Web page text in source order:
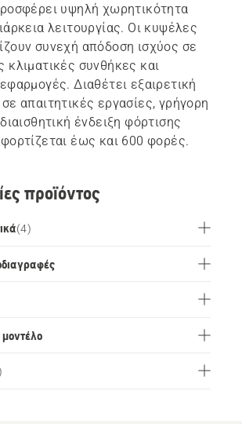
υψηλή χωρητικότητα
λειτουργίας. Οι κυψέλες
συνεχή απόδοση ισχύος σε
κλιματικές συνθήκες και
Διαθέτει εξαιρετική
απαιτητικές εργασίες, γρήγορη
ένδειξη φόρτισης
έως και 600 φορές.
προϊόντος
(4)
μοντέλο